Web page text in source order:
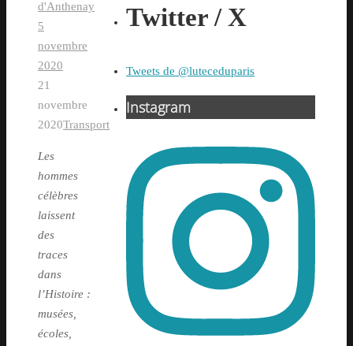
d'Anthenay
5
novembre
2020
21
novembre
2020Transport
Les
hommes
célèbres
laissent
des
traces
dans
l’Histoire :
musées,
écoles,
Twitter / X
Tweets de @luteceduparis
Instagram